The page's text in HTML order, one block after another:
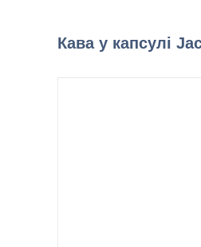
Кава у капсулі